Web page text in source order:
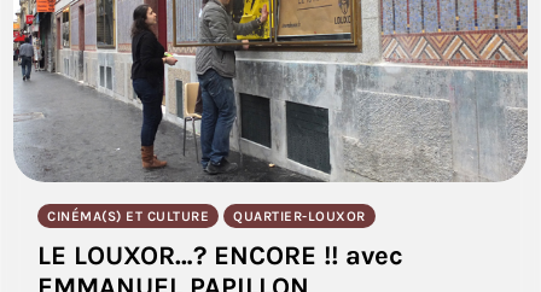
CINÉMA(S) ET CULTURE QUARTIER-LOUXOR
LE LOUXOR…? ENCORE !! avec